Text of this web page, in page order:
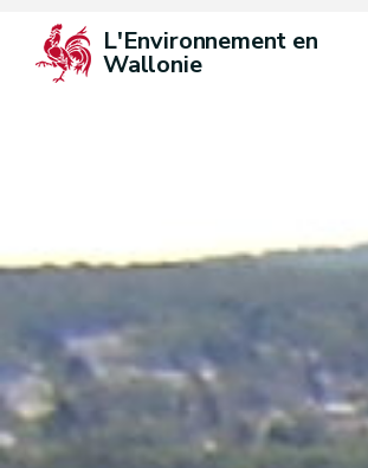
L'Environnement en
Wallonie